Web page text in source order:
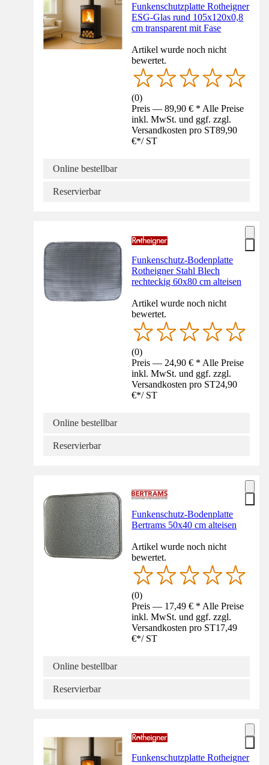
Funkenschutzplatte Rotheigner
ESG-Glas rund 105x120x0,8
cm transparent mit Fase
Artikel wurde noch nicht
bewertet.
(0)
Preis — 89,90 € * Alle Preise
inkl. MwSt. und ggf. zzgl.
Versandkosten pro ST89,90
€*/ ST
Online bestellbar
Reservierbar
Funkenschutz-Bodenplatte
Rotheigner Stahl Blech
rechteckig 60x80 cm alteisen
Artikel wurde noch nicht
bewertet.
(0)
Preis — 24,90 € * Alle Preise
inkl. MwSt. und ggf. zzgl.
Versandkosten pro ST24,90
€*/ ST
Online bestellbar
Reservierbar
Funkenschutz-Bodenplatte
Bertrams 50x40 cm alteisen
Artikel wurde noch nicht
bewertet.
(0)
Preis — 17,49 € * Alle Preise
inkl. MwSt. und ggf. zzgl.
Versandkosten pro ST17,49
€*/ ST
Online bestellbar
Reservierbar
Funkenschutzplatte Rotheigner